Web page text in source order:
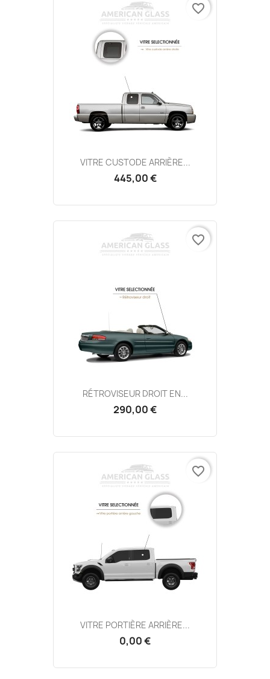
VITRE CUSTODE ARRIÈRE...
445,00 €
favorite_border
RÉTROVISEUR DROIT EN...
290,00 €
favorite_border
VITRE PORTIÈRE ARRIÈRE...
0,00 €
favorite_border